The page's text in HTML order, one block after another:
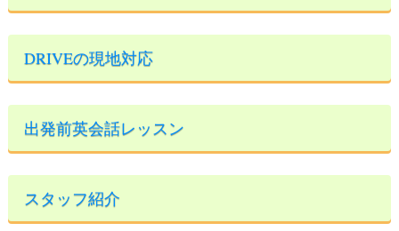
DRIVEの現地対応
出発前英会話レッスン
スタッフ紹介